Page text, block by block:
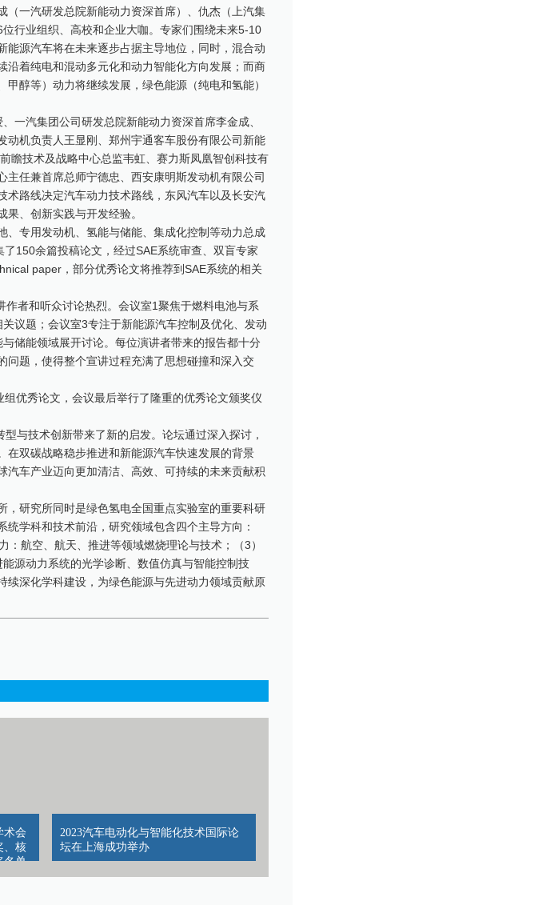
一汽研发总院新能动力资深首席）、仇杰（上汽集
行业组织、高校和企业大咖。专家们围绕未来5-10
源汽车将在未来逐步占据主导地位，同时，混合动
沿着纯电和混动多元化和动力智能化方向发展；而商
醇等）动力将继续发展，绿色能源（纯电和氢能）
一汽集团公司研发总院新能动力资深首席李金成、
动机负责人王显刚、郑州宇通客车股份有限公司新能
瞻技术及战略中心总监韦虹、赛力斯凤凰智创科技有
任兼首席总师宁德忠、西安康明斯发动机有限公司
术路线决定汽车动力技术路线，东风汽车以及长安汽
、创新实践与开发经验。
专用发动机、氢能与储能、集成化控制等动力总成
150余篇投稿论文，经过SAE系统审查、双盲专家
paper，部分优秀论文将推荐到SAE系统的相关
者和听众讨论热烈。会议室1聚焦于燃料电池与系
议题；会议室3专注于新能源汽车控制及优化、发动
储能领域展开讨论。每位演讲者带来的报告都十分
问题，使得整个宣讲过程充满了思想碰撞和深入交
优秀论文，会议最后举行了隆重的优秀论文颁奖仪
与技术创新带来了新的启发。论坛通过深入探讨，
在双碳战略稳步推进和新能源汽车快速发展的背景
车产业迈向更加清洁、高效、可持续的未来贡献积
，研究所同时是绿色氢电全国重点实验室的重要科研
学科和技术前沿，研究领域包含四个主导方向：
：航空、航天、推进等领域燃烧理论与技术；（3）
源动力系统的光学诊断、数值仿真与智能控制技
深化学科建设，为绿色能源与先进动力领域贡献原
术会
、核
名单
2023汽车电动化与智能化技术国际论
坛在上海成功举办